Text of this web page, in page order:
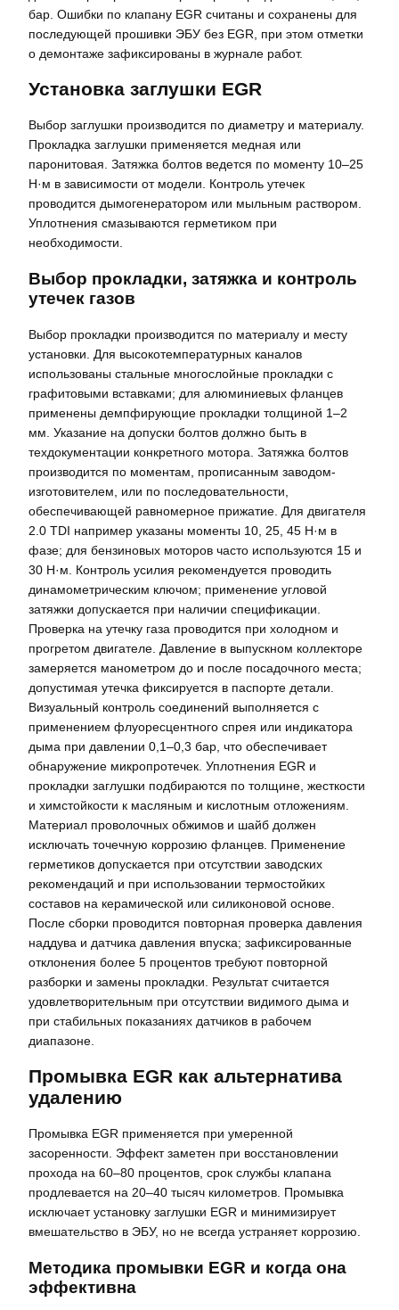
бар. Ошибки по клапану EGR считаны и сохранены для
последующей прошивки ЭБУ без EGR, при этом отметки
о демонтаже зафиксированы в журнале работ.
Установка заглушки EGR
Выбор заглушки производится по диаметру и материалу.
Прокладка заглушки применяется медная или
паронитовая. Затяжка болтов ведется по моменту 10–25
Н·м в зависимости от модели. Контроль утечек
проводится дымогенератором или мыльным раствором.
Уплотнения смазываются герметиком при
необходимости.
Выбор прокладки, затяжка и контроль
утечек газов
Выбор прокладки производится по материалу и месту
установки. Для высокотемпературных каналов
использованы стальные многослойные прокладки с
графитовыми вставками; для алюминиевых фланцев
применены демпфирующие прокладки толщиной 1–2
мм. Указание на допуски болтов должно быть в
техдокументации конкретного мотора. Затяжка болтов
производится по моментам, прописанным заводом-
изготовителем, или по последовательности,
обеспечивающей равномерное прижатие. Для двигателя
2.0 TDI например указаны моменты 10, 25, 45 Н·м в
фазе; для бензиновых моторов часто используются 15 и
30 Н·м. Контроль усилия рекомендуется проводить
динамометрическим ключом; применение угловой
затяжки допускается при наличии спецификации.
Проверка на утечку газа проводится при холодном и
прогретом двигателе. Давление в выпускном коллекторе
замеряется манометром до и после посадочного места;
допустимая утечка фиксируется в паспорте детали.
Визуальный контроль соединений выполняется с
применением флуоресцентного спрея или индикатора
дыма при давлении 0,1–0,3 бар, что обеспечивает
обнаружение микропротечек. Уплотнения EGR и
прокладки заглушки подбираются по толщине, жесткости
и химстойкости к масляным и кислотным отложениям.
Материал проволочных обжимов и шайб должен
исключать точечную коррозию фланцев. Применение
герметиков допускается при отсутствии заводских
рекомендаций и при использовании термостойких
составов на керамической или силиконовой основе.
После сборки проводится повторная проверка давления
наддува и датчика давления впуска; зафиксированные
отклонения более 5 процентов требуют повторной
разборки и замены прокладки. Результат считается
удовлетворительным при отсутствии видимого дыма и
при стабильных показаниях датчиков в рабочем
диапазоне.
Промывка EGR как альтернатива
удалению
Промывка EGR применяется при умеренной
засоренности. Эффект заметен при восстановлении
прохода на 60–80 процентов, срок службы клапана
продлевается на 20–40 тысяч километров. Промывка
исключает установку заглушки EGR и минимизирует
вмешательство в ЭБУ, но не всегда устраняет коррозию.
Методика промывки EGR и когда она
эффективна